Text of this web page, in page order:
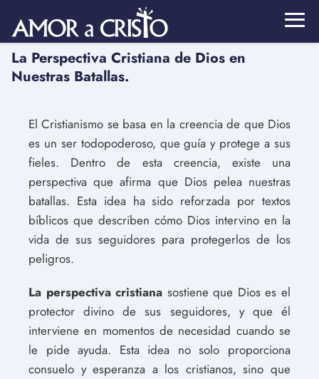
La Perspectiva Cristiana de Dios en
Nuestras Batallas.
El Cristianismo se basa en la creencia de que Dios
es un ser todopoderoso, que guía y protege a sus
fieles. Dentro de esta creencia, existe una
perspectiva que afirma que Dios pelea nuestras
batallas. Esta idea ha sido reforzada por textos
bíblicos que describen cómo Dios intervino en la
vida de sus seguidores para protegerlos de los
peligros.
La perspectiva cristiana sostiene que Dios es el
protector divino de sus seguidores, y que él
interviene en momentos de necesidad cuando se
le pide ayuda. Esta idea no solo proporciona
consuelo y esperanza a los cristianos, sino que